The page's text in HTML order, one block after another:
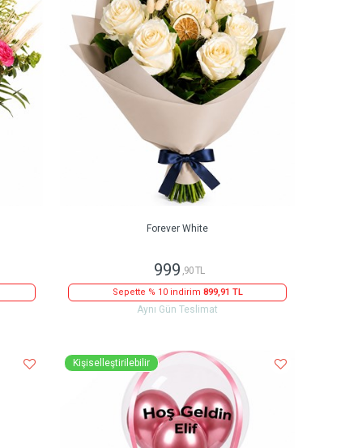
Forever White
999 ,90 TL
Sepette % 10 indirim 899,91 TL
Aynı Gün Teslimat
Kişiselleştirilebilir